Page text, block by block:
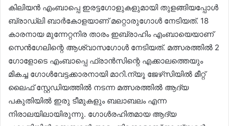
കിലിയൻ എംബാപ്പെ ഇരട്ടഗോളുകളുമായി തുളങ്ങിയപ്പോൾ
ബ്രാഡ്‌ലി ബാർകോളയാണ് മറ്റൊരുഗോൾ നേടിയത്. 18
കാരനായ മുന്നേറ്റനിര താരം ഇബ്രാഹിം എംബായെയാണ്
സെൻഗേലിന്റെ ആശ്വാസഗോൾ നേടിയത്. മത്സരത്തിൽ 2
ഗോളോടെ എംബാപ്പെ ഫ്രാൻസിന്റെ എക്കാലത്തെയും
മികച്ച ഗോൾവേട്ടക്കാരനായി മാറി.ന്യൂ ജേഴ്‌സിയിൽ മീറ്റ്
ലൈഫ് സ്റ്റേഡിയത്തിൽ നടന്ന മത്സരത്തിൽ ആദ്യ
പകുതിയിൽ ഇരു ടീമുകളും ബലാബലം എന്ന
നിരാലയിലായിരുന്നു. ഗോൾരഹിതമായ ആദ്യ